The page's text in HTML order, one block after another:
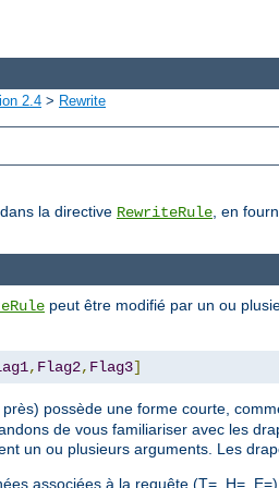
2.4 > Rewrite
la directive RewriteRule, en
peut être modifié par un ou
, Flag2, Flag3]
possède une forme courte,
de vous familiariser avec les
un ou plusieurs arguments. Les
associées à la requête (T=, H=,